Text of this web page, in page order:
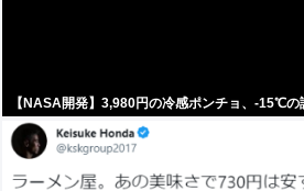
【NASA開発】3,980円の冷感ポンチョ、-15℃